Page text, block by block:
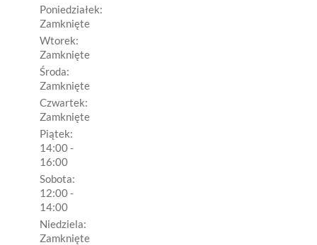
Poniedziałek:
Zamknięte
Wtorek:
Zamknięte
Środa:
Zamknięte
Czwartek:
Zamknięte
Piątek:
14:00 -
16:00
Sobota:
12:00 -
14:00
Niedziela:
Zamknięte